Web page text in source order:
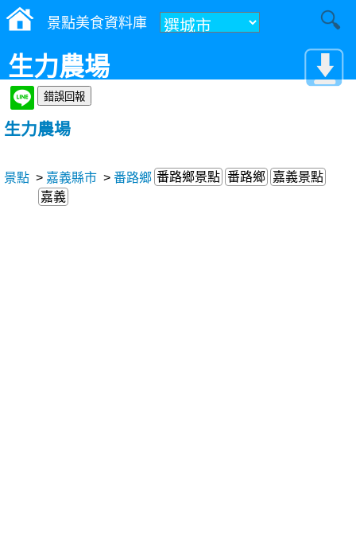
景點美食資料庫
生力農場
生力農場
景點 > 嘉義縣市 > 番路鄉 番路鄉景點 番路鄉 嘉義景點
嘉義